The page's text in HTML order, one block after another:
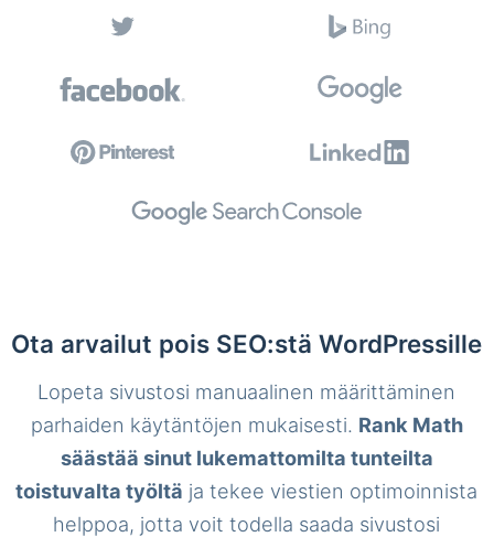
Ota arvailut pois SEO:stä WordPressille
Lopeta sivustosi manuaalinen määrittäminen
parhaiden käytäntöjen mukaisesti. Rank Math
säästää sinut lukemattomilta tunteilta
toistuvalta työltä ja tekee viestien optimoinnista
helppoa, jotta voit todella saada sivustosi